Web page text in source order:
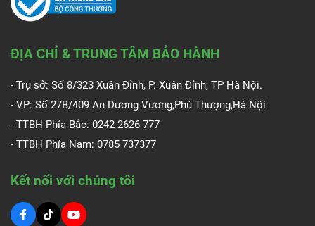
ĐỊA CHỈ & TRUNG TÂM BẢO HÀNH
- Trụ sở: Số 8/323 Xuân Đỉnh, P. Xuân Đỉnh, TP Hà Nội.
- VP: Số 27B/409 An Dương Vương,Phú Thượng,Hà Nội
- TTBH Phía Bắc: 0242 2626 777
- TTBH Phía Nam: 0785 737377
Kết nối với chúng tôi